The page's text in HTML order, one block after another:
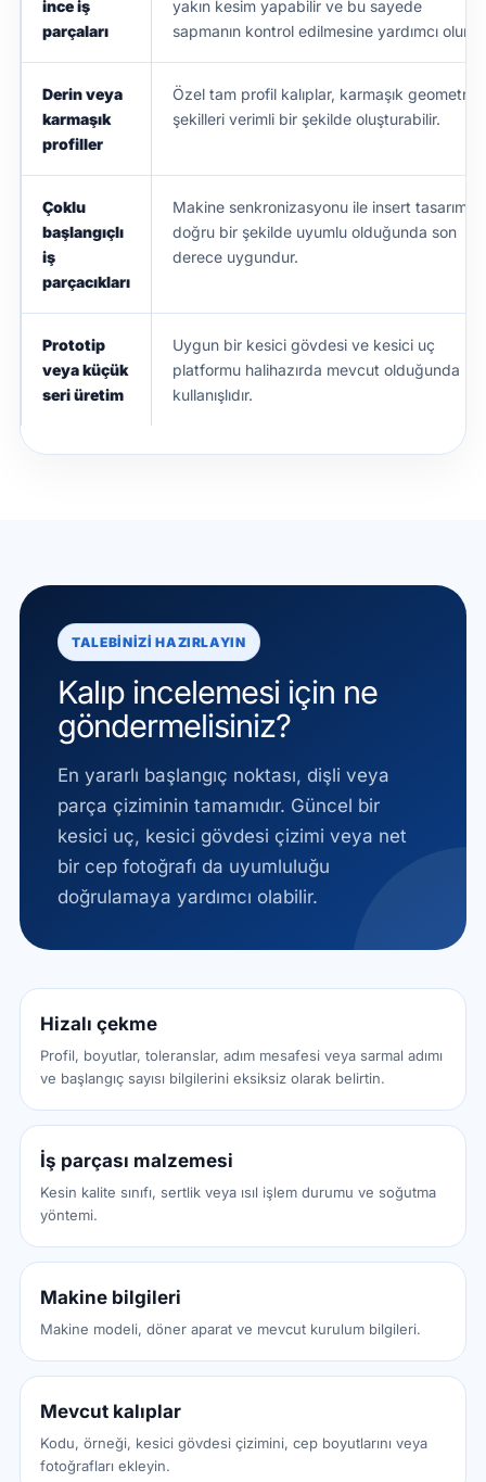
ince iş
parçaları
yakın kesim yapabilir ve bu sayede
sapmanın kontrol edilmesine yardımcı olur.
Derin veya
karmaşık
profiller
Özel tam profil kalıplar, karmaşık geometrik
şekilleri verimli bir şekilde oluşturabilir.
Çoklu
başlangıçlı
iş
parçacıkları
Makine senkronizasyonu ile insert tasarımı
doğru bir şekilde uyumlu olduğunda son
derece uygundur.
Prototip
veya küçük
seri üretim
Uygun bir kesici gövdesi ve kesici uç
platformu halihazırda mevcut olduğunda
kullanışlıdır.
TALEBINIZI HAZIRLAYIN
Kalıp incelemesi için ne
göndermelisiniz?
En yararlı başlangıç noktası, dişli veya
parça çiziminin tamamıdır. Güncel bir
kesici uç, kesici gövdesi çizimi veya net
bir cep fotoğrafı da uyumluluğu
doğrulamaya yardımcı olabilir.
Hizalı çekme
Profil, boyutlar, toleranslar, adım mesafesi veya sarmal adımı
ve başlangıç sayısı bilgilerini eksiksiz olarak belirtin.
İş parçası malzemesi
Kesin kalite sınıfı, sertlik veya ısıl işlem durumu ve soğutma
yöntemi.
Makine bilgileri
Makine modeli, döner aparat ve mevcut kurulum bilgileri.
Mevcut kalıplar
Kodu, örneği, kesici gövdesi çizimini, cep boyutlarını veya
fotoğrafları ekleyin.